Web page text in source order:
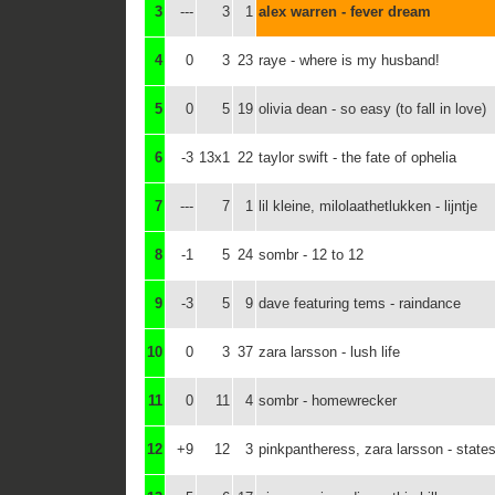
3 --- 3 1 alex warren - fever dream
4 0 3 23 raye - where is my husband!
5 0 5 19 olivia dean - so easy (to fall in love)
6 -3 13x1 22 taylor swift - the fate of ophelia
7 --- 7 1 lil kleine, milolaathetlukken - lijntje
8 -1 5 24 sombr - 12 to 12
9 -3 5 9 dave featuring tems - raindance
10 0 3 37 zara larsson - lush life
11 0 11 4 sombr - homewrecker
12 +9 12 3 pinkpantheress, zara larsson -